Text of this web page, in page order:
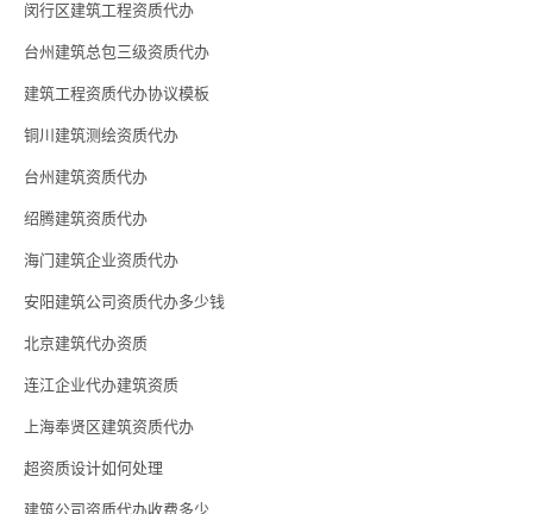
闵行区建筑工程资质代办
台州建筑总包三级资质代办
建筑工程资质代办协议模板
铜川建筑测绘资质代办
台州建筑资质代办
绍腾建筑资质代办
海门建筑企业资质代办
安阳建筑公司资质代办多少钱
北京建筑代办资质
连江企业代办建筑资质
上海奉贤区建筑资质代办
超资质设计如何处理
建筑公司资质代办收费多少